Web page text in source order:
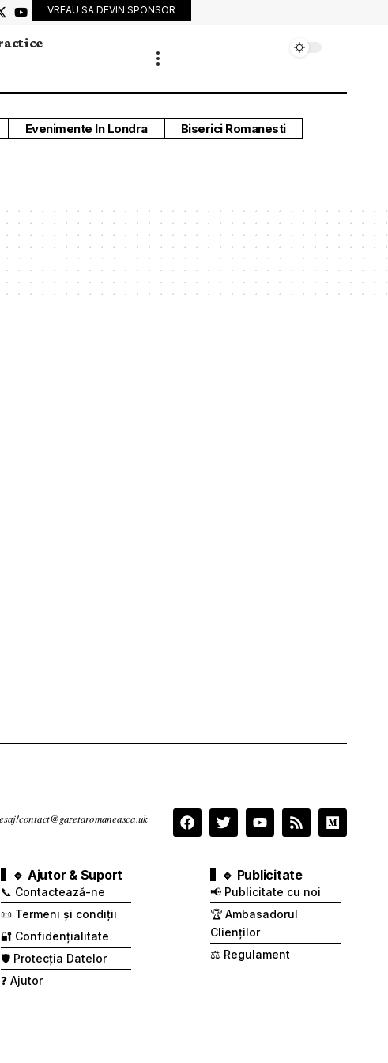
VREAU SA DEVIN SPONSOR
Biserici Romanesti
Evenimente In Londra
🔹 Ajutor & Suport
📞 Contactează-ne
📜 Termeni și condiții
🔐 Confidențialitate
🛡️ Protecția Datelor
❓ Ajutor
🔹 Publicitate
📢 Publicitate cu noi
🏆 Ambasadorul
Clienților
⚖️ Regulament